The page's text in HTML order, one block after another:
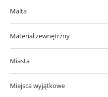
Malta
Materiał zewnętrzny
Miasta
Miejsca wyjątkowe